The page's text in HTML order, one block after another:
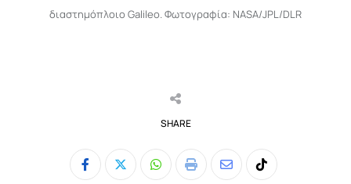
διαστημόπλοιο Galileo. Φωτογραφία: NASA/JPL/DLR
SHARE
Whatsapp
Print
ShareTiktok